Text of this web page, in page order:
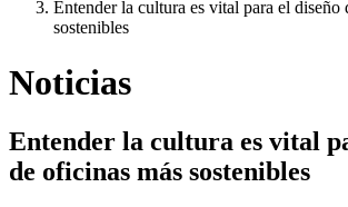
Entender la cultura es vital para el diseño
sostenibles
Noticias
Entender la cultura es vital
de oficinas más sostenibles